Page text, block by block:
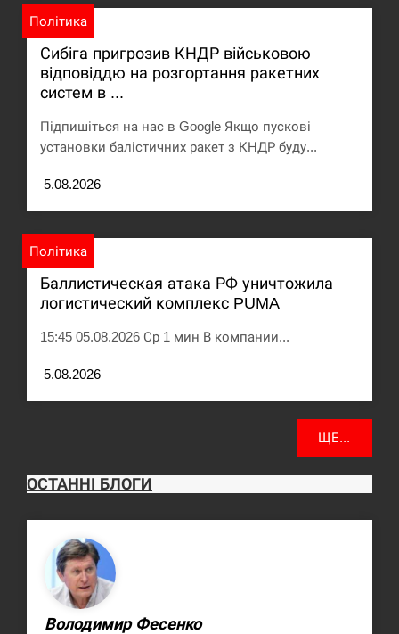
Політика
Сибіга пригрозив КНДР військовою
відповіддю на розгортання ракетних
систем в ...
Підпишіться на нас в Google Якщо пускові
установки балістичних ракет з КНДР буду...
5.08.2026
Політика
Баллистическая атака РФ уничтожила
логистический комплекс PUMA
15:45 05.08.2026 Ср 1 мин В компании...
5.08.2026
ЩЕ...
ОСТАННІ БЛОГИ
Володимир Фесенко